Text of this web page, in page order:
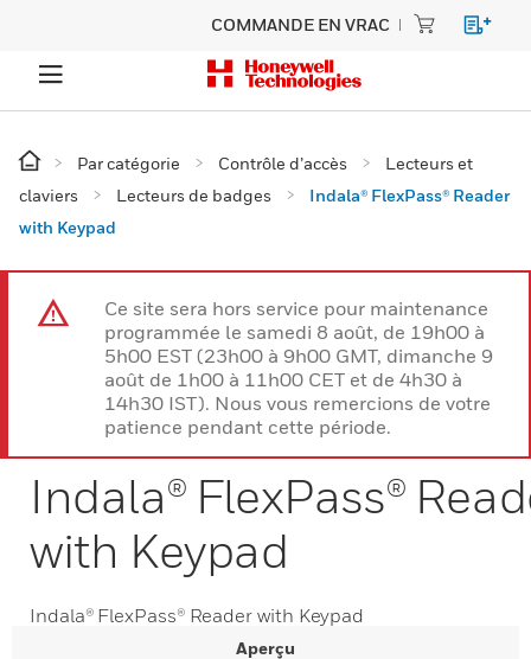
COMMANDE EN VRAC
Par catégorie Contrôle d’accès
Lecteurs et
claviers
Lecteurs de badges
Indala® FlexPass® Reader
with Keypad
Ce site sera hors service pour maintenance
programmée le samedi 8 août, de 19h00 à
5h00 EST (23h00 à 9h00 GMT, dimanche 9
août de 1h00 à 11h00 CET et de 4h30 à
14h30 IST). Nous vous remercions de votre
patience pendant cette période.
Indala® FlexPass®
with Keypad
Indala® FlexPass® Reader with Keypad
Aperçu